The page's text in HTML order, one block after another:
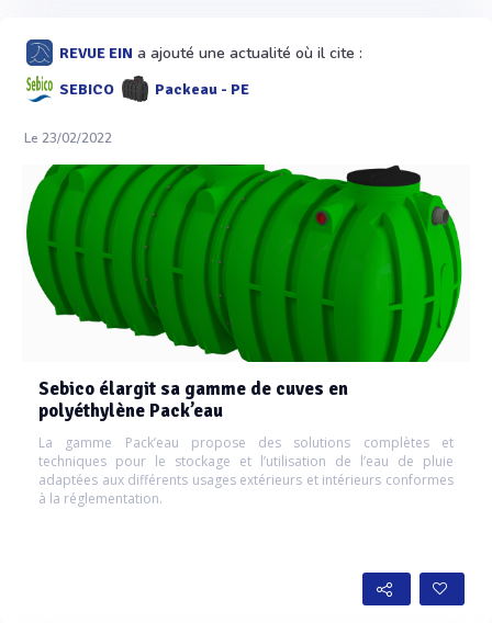
REVUE EIN a ajouté une actualité où il cite :
SEBICO Packeau - PE
Le 23/02/2022
Sebico élargit sa gamme de cuves en
polyéthylène Pack’eau
La gamme Pack’eau propose des solutions complètes et
techniques pour le stockage et l’utilisation de l’eau de pluie
adaptées aux différents usages extérieurs et intérieurs conformes
à la réglementation.